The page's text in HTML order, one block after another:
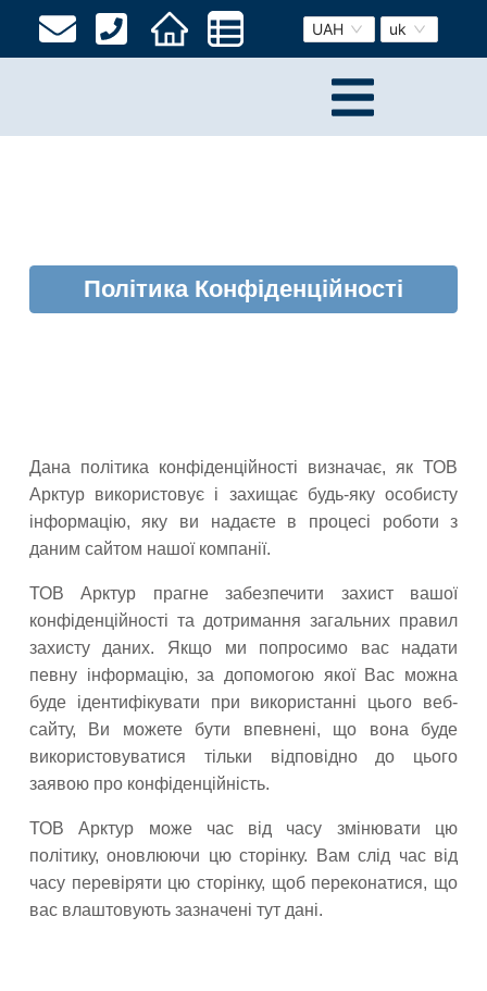
UAH uk
Політика Конфіденційності
Дана політика конфіденційності визначає, як ТОВ
Арктур використовує і захищає будь-яку особисту
інформацію, яку ви надаєте в процесі роботи з
даним сайтом нашої компанії.
ТОВ Арктур прагне забезпечити захист вашої
конфіденційності та дотримання загальних правил
захисту даних. Якщо ми попросимо вас надати
певну інформацію, за допомогою якої Вас можна
буде ідентифікувати при використанні цього веб-
сайту, Ви можете бути впевнені, що вона буде
використовуватися тільки відповідно до цього
заявою про конфіденційність.
ТОВ Арктур може час від часу змінювати цю
політику, оновлюючи цю сторінку. Вам слід час від
часу перевіряти цю сторінку, щоб переконатися, що
вас влаштовують зазначені тут дані.